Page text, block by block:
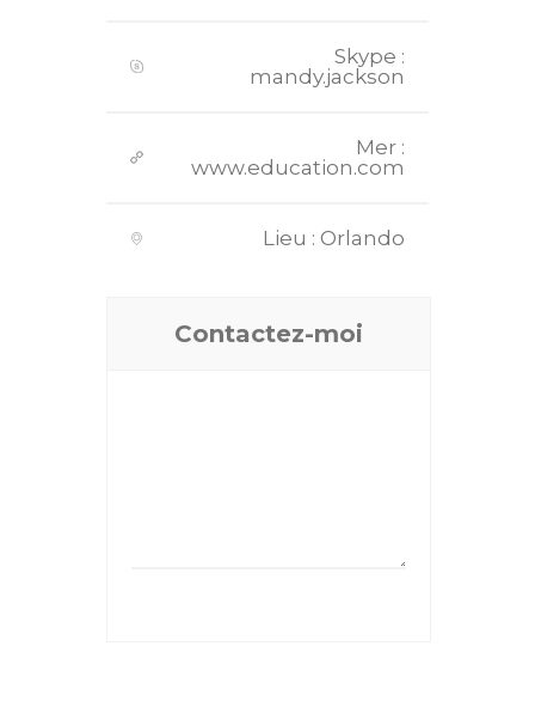
Skype :
mandy.jackson
Mer :
www.education.com
Lieu : Orlando
Contactez-moi